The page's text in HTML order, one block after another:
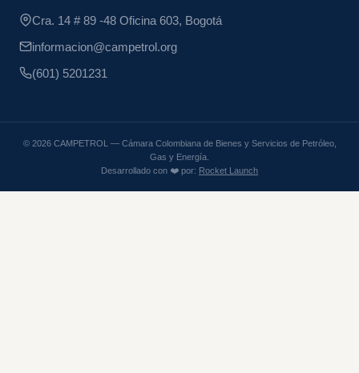
Cra. 14 # 89 -48 Oficina 603, Bogotá
informacion@campetrol.org
(601) 5201231
© 2026 CAMPETROL — Cámara Colombiana de Bienes y Servicios de Petróleo,
Gas y Energía.
Desarrollado con ❤️ por: Rocket Launch